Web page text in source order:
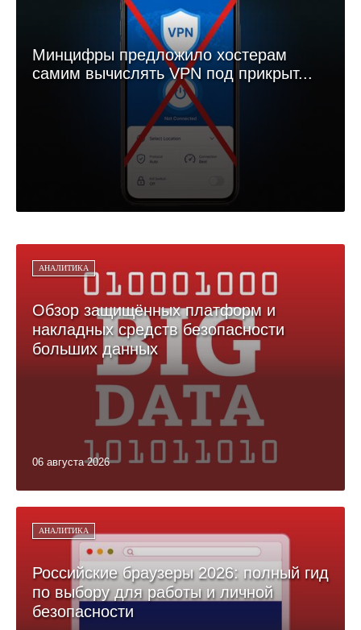
Минцифры предложило хостерам
самим вычислять VPN под прикрыт...
АНАЛИТИКА
Обзор защищённых платформ и
накладных средств безопасности
больших данных
06 августа 2026
АНАЛИТИКА
Российские браузеры 2026: полный гид
по выбору для работы и личной
безопасности